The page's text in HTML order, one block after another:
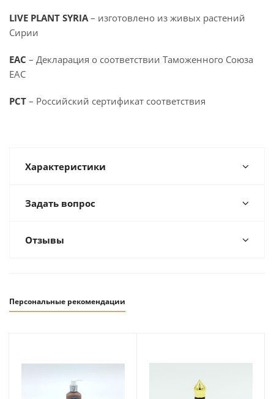
LIVE PLANT SYRIA– изготовлено из живых растений
Сирии
EAC – Декларация о соответствии Таможенного Союза
EAC
PCT – Российский сертификат соответствия
Характеристики
Задать вопрос
Отзывы
Персональные рекомендации